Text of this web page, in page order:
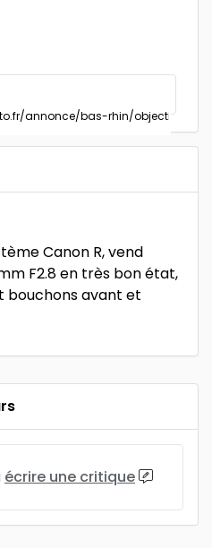
Canon R, vend
F2.8 en très bon état,
bouchons avant et
écrire une critique